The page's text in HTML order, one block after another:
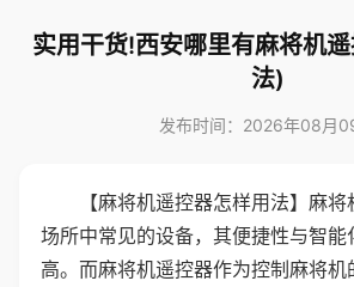
实用干货!西安哪里有麻将机
法)
发布时间：2026年08月
【麻将机遥控器怎样用法】麻
场所中常见的设备，其便捷性与智能
高。而麻将机遥控器作为控制麻将